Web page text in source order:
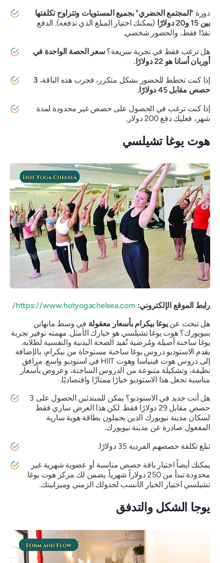
دورة"المجتمع الحضري" بجميع المستويات وتتراوح تكلفتها
بين 15 و20 دولارًا
(يمكنك اختيار المبلغ الذي تدفعه). الدفع
نقدًا فقط، والحضور شخصي.
هل ترغب فقط في تجربة سريعة؟سعر الحصة الواحدة في
أوربان أسانا هو 22 دولارًا.
إذا كنت تخطط للحضور بشكل متكرر، فجرب هذه الباقة،3
حصص مقابل 45 دولارًا.
إذا كنت ترغب في الحصول على حصص غير محدودة لمدة
شهر، فعليك دفع 200 دولار.
هوت يوغا تشيلسي
رابط الموقع الإلكتروني: https://www.hotyogachelsea.com/
هل تبحث عنيوغا بيكرام بأسعار معقولةفي وسط مانهاتن
بنيويورك؟ هوت يوغا تشيلسي هو خيارك الأمثل. مهمته توفير تجربة
يوغا ساخنة أصيلة ومُرضية تُفيد الصحة البدنية والنفسية لطلابه.
يقدم الاستوديو دروس يوغا ساخنة مستوحاة من بيكرام، بالإضافة
إلى دروس هوت فينياسا وهوت HIIT في استوديو واسع. مرافق
نظيفة، وتشكيلة متنوعة من الدروس الساخنة، وعروض بأسعار
مناسبة تجعل هذا الاستوديو خيارًا ممتازًا واقتصاديًا.
هل أنت جديد في الاستوديو؟ يمكن للمبتدئين الحصول على 3
حصص مقابل 29 دولارًا فقط. لكن هذا العرض ساري فقط
لسكان مدينة نيويورك الذين يحملون بطاقة هوية سارية
المفعول صادرة عن مدينة نيويورك.
تبلغ تكلفة حصصهم الفردية 35 دولارًا.
يمكنك أيضاً اختيار باقة حصص مناسبة أو عضوية شهرية غير
محدودة تبدأ من 250 دولاراً شهرياً. يضمن لك مركز هوت يوغا
تشيلسي اختيار الخيار الأنسب لجدولك الزمني وميزانيتك.
يوجا الشكل والتدفق